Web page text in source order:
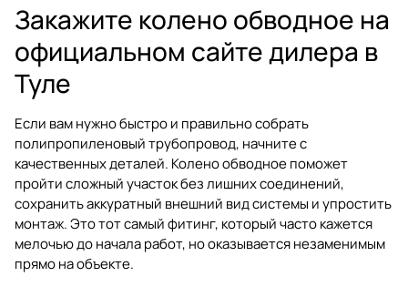
Закажите колено обводное на
официальном сайте дилера в
Туле
Если вам нужно быстро и правильно собрать
полипропиленовый трубопровод, начните с
качественных деталей. Колено обводное поможет
пройти сложный участок без лишних соединений,
сохранить аккуратный внешний вид системы и упростить
монтаж. Это тот самый фитинг, который часто кажется
мелочью до начала работ, но оказывается незаменимым
прямо на объекте.